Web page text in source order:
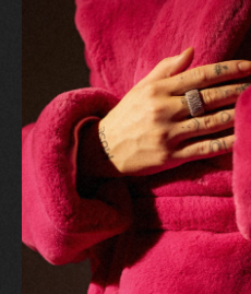
персональных данных